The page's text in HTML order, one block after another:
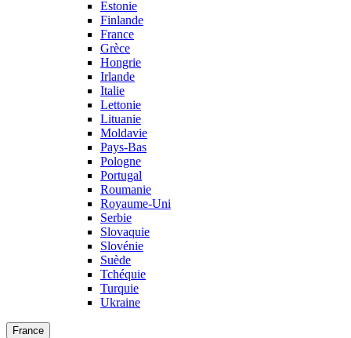
Estonie
Finlande
France
Grèce
Hongrie
Irlande
Italie
Lettonie
Lituanie
Moldavie
Pays-Bas
Pologne
Portugal
Roumanie
Royaume-Uni
Serbie
Slovaquie
Slovénie
Suède
Tchéquie
Turquie
Ukraine
France